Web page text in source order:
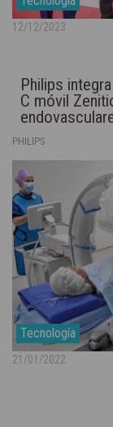
12/12/2023
Philips
C móvil
PHILIPS
Tecnología
21/01/2022